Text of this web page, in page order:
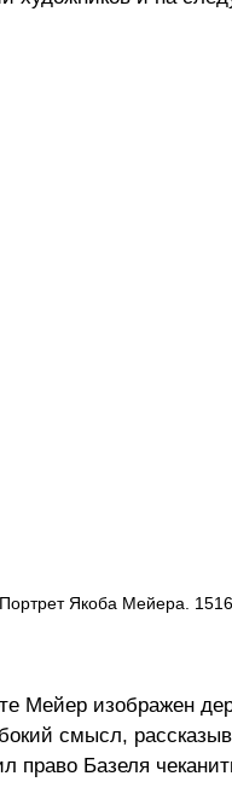
Портрет Якоба Мейера. 1516
Мейер изображен
смысл,
право Базеля